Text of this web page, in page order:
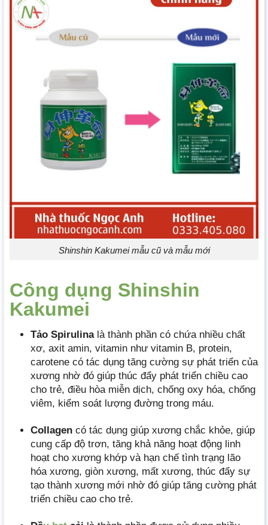
Shinshin Kakumei mẫu cũ và mẫu mới
Công dụng Shinshin
Kakumei
Tảo Spirulina là thành phần có chứa nhiều chất
xơ, axit amin, vitamin như vitamin B, protein,
carotene có tác dụng tăng cường sự phát triển của
xương nhờ đó giúp thúc đẩy phát triển chiều cao
cho trẻ, điều hòa miễn dịch, chống oxy hóa, chống
viêm, kiểm soát lượng đường trong máu.
Collagen có tác dụng giúp xương chắc khỏe, giúp
cung cấp độ trơn, tăng khả năng hoạt động linh
hoạt cho xương khớp và hạn chế tình trạng lão
hóa xương, giòn xương, mất xương, thúc đẩy sự
tạo thành xương mới nhờ đó giúp tăng cường phát
triển chiều cao cho trẻ.